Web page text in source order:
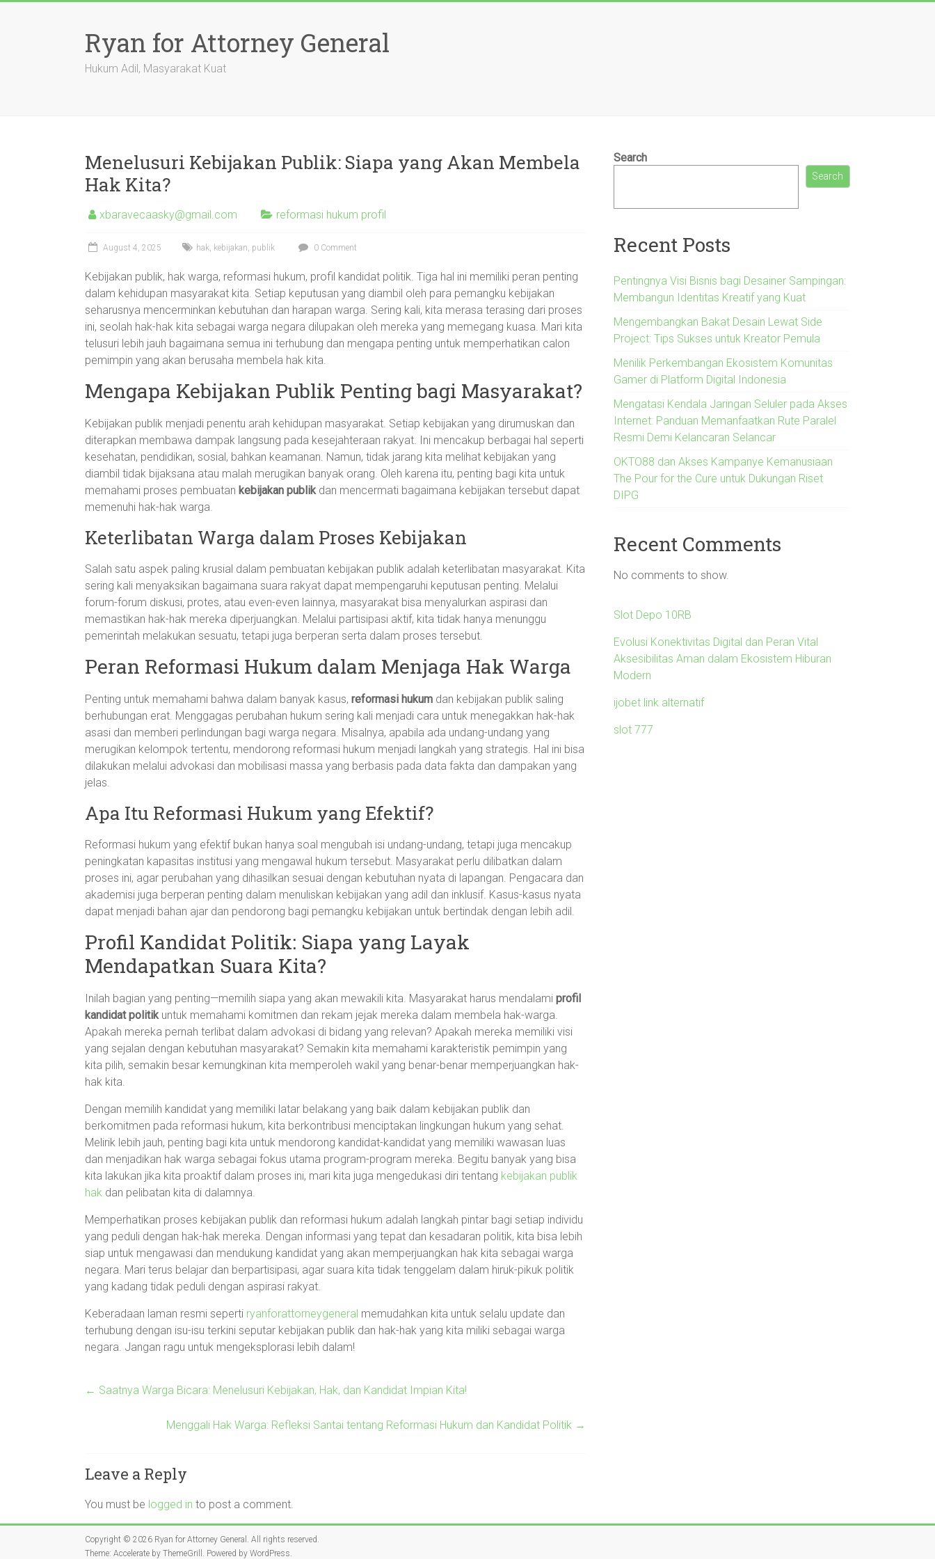
Ryan for Attorney General
Hukum Adil, Masyarakat Kuat
Menelusuri Kebijakan Publik: Siapa yang Akan Membela
Hak Kita?
xbaravecaasky@gmail.com reformasi hukum profil
August 4, 2025 hak, kebijakan, publik 0 Comment
Kebijakan publik, hak warga, reformasi hukum, profil kandidat politik. Tiga hal ini memiliki peran penting
dalam kehidupan masyarakat kita. Setiap keputusan yang diambil oleh para pemangku kebijakan
seharusnya mencerminkan kebutuhan dan harapan warga. Sering kali, kita merasa terasing dari proses
ini, seolah hak-hak kita sebagai warga negara dilupakan oleh mereka yang memegang kuasa. Mari kita
telusuri lebih jauh bagaimana semua ini terhubung dan mengapa penting untuk memperhatikan calon
pemimpin yang akan berusaha membela hak kita.
Mengapa Kebijakan Publik Penting bagi Masyarakat?
Kebijakan publik menjadi penentu arah kehidupan masyarakat. Setiap kebijakan yang dirumuskan dan
diterapkan membawa dampak langsung pada kesejahteraan rakyat. Ini mencakup berbagai hal seperti
kesehatan, pendidikan, sosial, bahkan keamanan. Namun, tidak jarang kita melihat kebijakan yang
diambil tidak bijaksana atau malah merugikan banyak orang. Oleh karena itu, penting bagi kita untuk
memahami proses pembuatan kebijakan publikdan mencermati bagaimana kebijakan tersebut dapat
memenuhi hak-hak warga.
Keterlibatan Warga dalam Proses Kebijakan
Salah satu aspek paling krusial dalam pembuatan kebijakan publik adalah keterlibatan masyarakat. Kita
sering kali menyaksikan bagaimana suara rakyat dapat mempengaruhi keputusan penting. Melalui
forum-forum diskusi, protes, atau even-even lainnya, masyarakat bisa menyalurkan aspirasi dan
memastikan hak-hak mereka diperjuangkan. Melalui partisipasi aktif, kita tidak hanya menunggu
pemerintah melakukan sesuatu, tetapi juga berperan serta dalam proses tersebut.
Peran Reformasi Hukum dalam Menjaga Hak Warga
Penting untuk memahami bahwa dalam banyak kasus, reformasi hukum dan kebijakan publik saling
berhubungan erat. Menggagas perubahan hukum sering kali menjadi cara untuk menegakkan hak-hak
asasi dan memberi perlindungan bagi warga negara. Misalnya, apabila ada undang-undang yang
merugikan kelompok tertentu, mendorong reformasi hukum menjadi langkah yang strategis. Hal ini bisa
dilakukan melalui advokasi dan mobilisasi massa yang berbasis pada data fakta dan dampakan yang
jelas.
Apa Itu Reformasi Hukum yang Efektif?
Reformasi hukum yang efektif bukan hanya soal mengubah isi undang-undang, tetapi juga mencakup
peningkatan kapasitas institusi yang mengawal hukum tersebut. Masyarakat perlu dilibatkan dalam
proses ini, agar perubahan yang dihasilkan sesuai dengan kebutuhan nyata di lapangan. Pengacara dan
akademisi juga berperan penting dalam menuliskan kebijakan yang adil dan inklusif. Kasus-kasus nyata
dapat menjadi bahan ajar dan pendorong bagi pemangku kebijakan untuk bertindak dengan lebih adil.
Profil Kandidat Politik: Siapa yang Layak
Mendapatkan Suara Kita?
Inilah bagian yang penting—memilih siapa yang akan mewakili kita. Masyarakat harus mendalami profil
kandidat politikuntuk memahami komitmen dan rekam jejak mereka dalam membela hak-warga.
Apakah mereka pernah terlibat dalam advokasi di bidang yang relevan? Apakah mereka memiliki visi
yang sejalan dengan kebutuhan masyarakat? Semakin kita memahami karakteristik pemimpin yang
kita pilih, semakin besar kemungkinan kita memperoleh wakil yang benar-benar memperjuangkan hak-
hak kita.
Dengan memilih kandidat yang memiliki latar belakang yang baik dalam kebijakan publik dan
berkomitmen pada reformasi hukum, kita berkontribusi menciptakan lingkungan hukum yang sehat.
Melirik lebih jauh, penting bagi kita untuk mendorong kandidat-kandidat yang memiliki wawasan luas
dan menjadikan hak warga sebagai fokus utama program-program mereka. Begitu banyak yang bisa
kita lakukan jika kita proaktif dalam proses ini, mari kita juga mengedukasi diri tentang kebijakan publik
hak dan pelibatan kita di dalamnya.
Memperhatikan proses kebijakan publik dan reformasi hukum adalah langkah pintar bagi setiap individu
yang peduli dengan hak-hak mereka. Dengan informasi yang tepat dan kesadaran politik, kita bisa lebih
siap untuk mengawasi dan mendukung kandidat yang akan memperjuangkan hak kita sebagai warga
negara. Mari terus belajar dan berpartisipasi, agar suara kita tidak tenggelam dalam hiruk-pikuk politik
yang kadang tidak peduli dengan aspirasi rakyat.
Keberadaan laman resmi seperti ryanforattorneygeneral memudahkan kita untuk selalu update dan
terhubung dengan isu-isu terkini seputar kebijakan publik dan hak-hak yang kita miliki sebagai warga
negara. Jangan ragu untuk mengeksplorasi lebih dalam!
← Saatnya Warga Bicara: Menelusuri Kebijakan, Hak, dan Kandidat Impian Kita!
Menggali Hak Warga: Refleksi Santai tentang Reformasi Hukum dan Kandidat Politik →
Leave a Reply
You must be logged in to post a comment.
Search
Search
Recent Posts
Pentingnya Visi Bisnis bagi Desainer Sampingan:
Membangun Identitas Kreatif yang Kuat
Mengembangkan Bakat Desain Lewat Side
Project: Tips Sukses untuk Kreator Pemula
Menilik Perkembangan Ekosistem Komunitas
Gamer di Platform Digital Indonesia
Mengatasi Kendala Jaringan Seluler pada Akses
Internet: Panduan Memanfaatkan Rute Paralel
Resmi Demi Kelancaran Selancar
OKTO88 dan Akses Kampanye Kemanusiaan
The Pour for the Cure untuk Dukungan Riset
DIPG
Recent Comments
No comments to show.
Slot Depo 10RB
Evolusi Konektivitas Digital dan Peran Vital
Aksesibilitas Aman dalam Ekosistem Hiburan
Modern
ijobet link alternatif
slot 777
Copyright © 2026 Ryan for Attorney General . All rights reserved.
Theme: Accelerate by ThemeGrill. Powered by WordPress.